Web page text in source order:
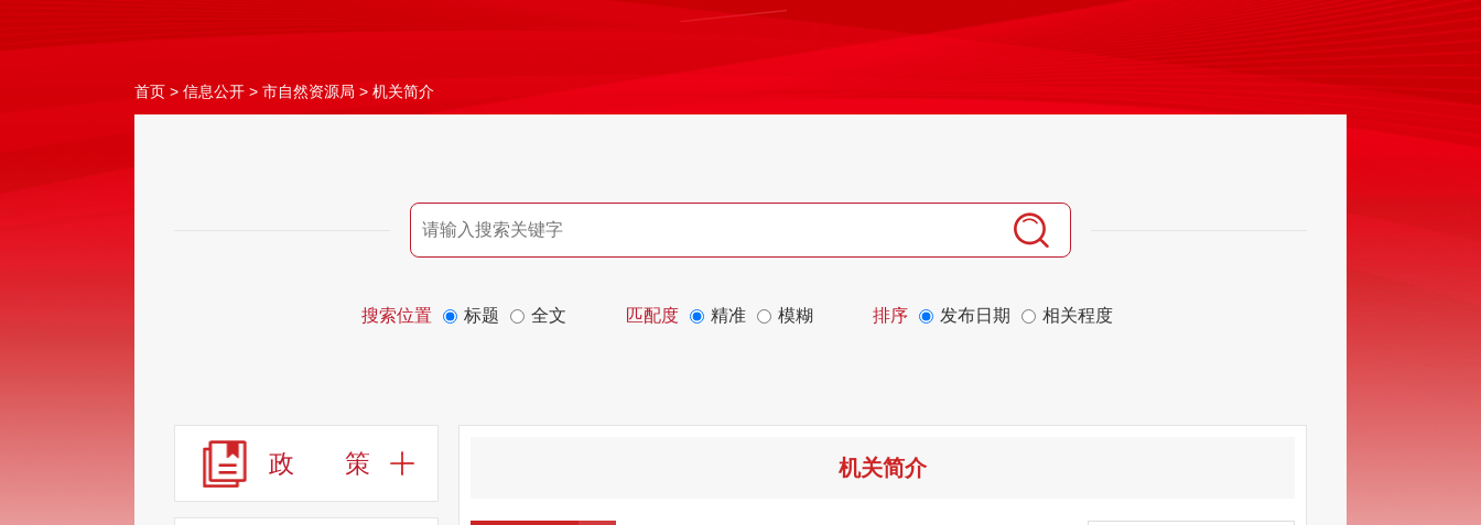
首页 > 信息公开 > 市自然资源局 > 机关简介
搜索位置 标题 全文 匹配度 精准 模糊 排序 发布日期 相关程度
政 策 机关简介